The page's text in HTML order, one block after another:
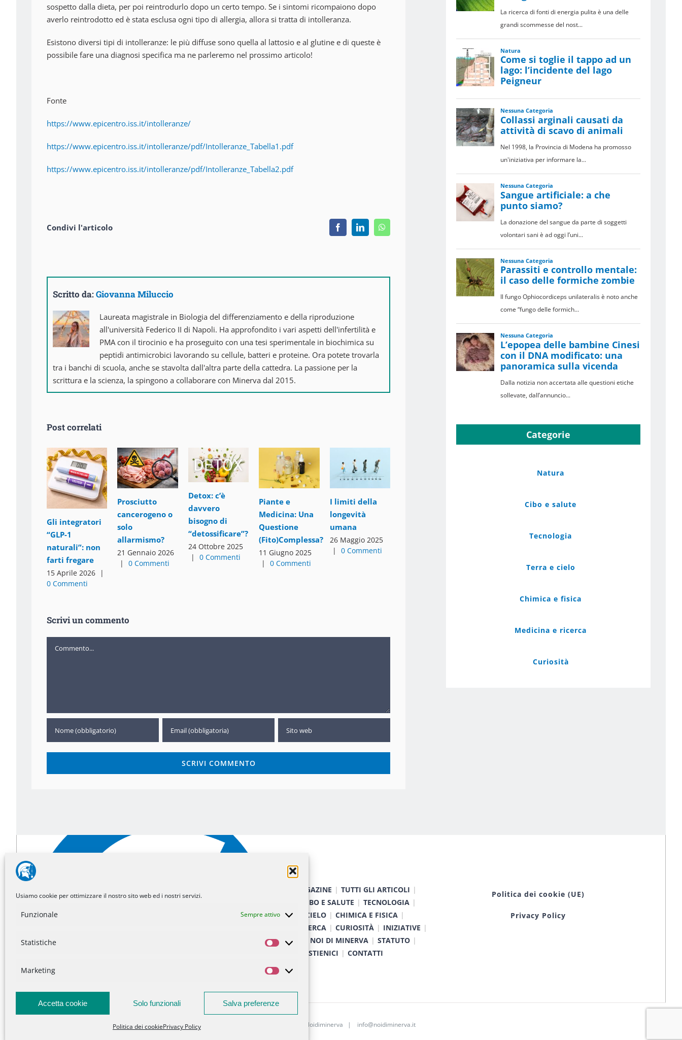
Usiamo cookie per ottimizzare il nostro sito web ed i nostri servizi.
Funzionale Sempre attivo
Statistiche
Statistiche
Marketing
Marketing
Accetta cookie Solo funzionali Salva preferenze
Politica dei cookiePrivacy Policy
sospetto dalla dieta, per poi reintrodurlo dopo un certo tempo. Se i sintomi ricompaiono dopo
averlo reintrodotto ed è stata esclusa ogni tipo di allergia, allora si tratta di intolleranza.
Esistono diversi tipi di intolleranze: le più diffuse sono quella al lattosio e al glutine e di queste è
possibile fare una diagnosi specifica ma ne parleremo nel prossimo articolo!
Fonte
https://www.epicentro.iss.it/intolleranze/
https://www.epicentro.iss.it/intolleranze/pdf/Intolleranze_Tabella1.pdf
https://www.epicentro.iss.it/intolleranze/pdf/Intolleranze_Tabella2.pdf
Condivi l'articolo FacebookLinkedInWhatsApp
Scritto da:Giovanna Miluccio
Laureata magistrale in Biologia del differenziamento e della riproduzione
all'università Federico II di Napoli. Ha approfondito i vari aspetti dell'infertilità e
PMA con il tirocinio e ha proseguito con una tesi sperimentale in biochimica su
peptidi antimicrobici lavorando su cellule, batteri e proteine. Ora potete trovarla
tra i banchi di scuola, anche se stavolta dall'altra parte della cattedra. La passione per la
scrittura e la scienza, la spingono a collaborare con Minerva dal 2015.
Post correlati
Gli integratori
“GLP-1
naturali”: non
farti fregare
15 Aprile 2026
|
0 Commenti
Prosciutto
cancerogeno o
solo
allarmismo?
21 Gennaio 2026
|
0 Commenti
Detox: c’è
davvero
bisogno di
“detossificare”?
24 Ottobre 2025
|
0 Commenti
Piante e
Medicina: Una
Questione
(Fito)Complessa?
11 Giugno 2025
|
0 Commenti
I limiti della
longevità
umana
26 Maggio 2025
|
0 Commenti
davvero
“detossificare”?
Scrivi un commento
Categorie
Natura
Cibo e salute
Tecnologia
Terra e cielo
Chimica e fisica
Medicina e ricerca
Curiosità
MAGAZINE
TUTTI GLI ARTICOLI
CIBO E SALUTE
TECNOLOGIA
TERRA E CIELO
CHIMICA E FISICA
MEDICINA E RICERCA
CURIOSITÀ
INIZIATIVE
CHI SIAMO
NOI DI MINERVA
STATUTO
SOSTIENICI
CONTATTI
Politica dei cookie (UE)
Privacy Policy
Associazione Noidiminerva | info@noidiminerva.it